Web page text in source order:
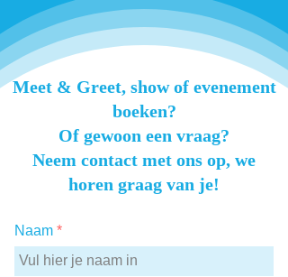
Meet & Greet, show of evenement
boeken?
Of gewoon een vraag?
Neem contact met ons op, we
horen graag van je!
Naam